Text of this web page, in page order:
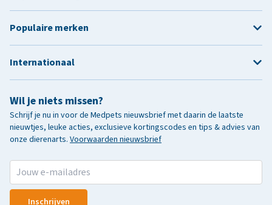
Wil je niets missen?
Schrijf je nu in voor de Medpets nieuwsbrief met daarin de laatste
nieuwtjes, leuke acties, exclusieve kortingscodes en tips & advies van
onze dierenarts. Voorwaarden nieuwsbrief
Inschrijven
Populaire merken
Internationaal